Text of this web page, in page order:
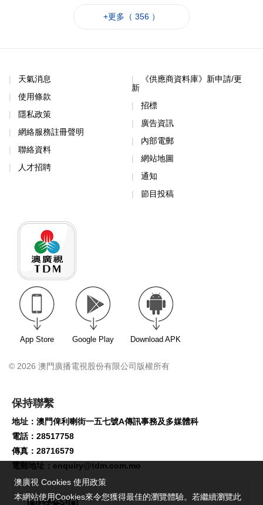
+更多（ 356 ）
天氣消息
使用條款
隱私政策
網絡服務註冊聲明
聯絡資料
人才招聘
《供應商資料庫》新申請/更
新
招標
廣告資訊
內部電郵
網站地圖
通知
節目投稿
App Store Google Play Download APK
© 2026 澳門廣播電視股份有限公司版權所有
保持聯繫
地址：澳門俾利喇街一五七號A傳訊事務及多媒體科
電話：28517758
傳真：28716579
電郵地址： enquiry@tdm.com.mo
澳廣視 Cookies 使用政策
本網站使用Cookies來令您獲得最佳的瀏覽體驗。若繼續瀏覽此